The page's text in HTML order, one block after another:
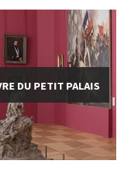
DU PETIT PALAIS